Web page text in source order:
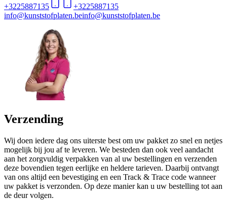
+3225887135
+3225887135
info@kunststofplaten.beinfo@kunststofplaten.be
Verzending
Wij doen iedere dag ons uiterste best om uw pakket zo snel en netjes
mogelijk bij jou af te leveren. We besteden dan ook veel aandacht
aan het zorgvuldig verpakken van al uw bestellingen en verzenden
deze bovendien tegen eerlijke en heldere tarieven. Daarbij ontvangt
van ons altijd een bevestiging en een Track & Trace code wanneer
uw pakket is verzonden. Op deze manier kan u uw bestelling tot aan
de deur volgen.